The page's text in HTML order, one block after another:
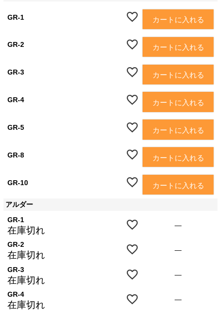
GR-1 カートに入れる
GR-2 カートに入れる
GR-3 カートに入れる
GR-4 カートに入れる
GR-5 カートに入れる
GR-8 カートに入れる
GR-10 カートに入れる
アルダー
GR-1
在庫切れ
—
GR-2
在庫切れ
—
GR-3
在庫切れ
—
GR-4
在庫切れ
—